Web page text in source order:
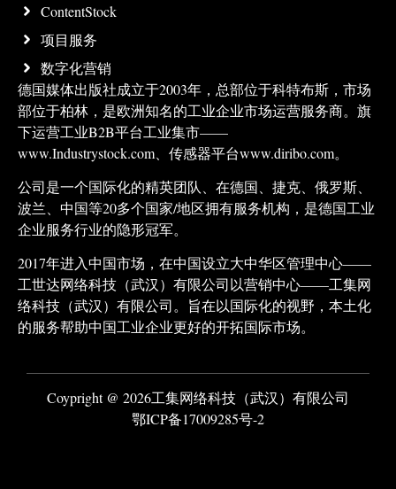
ContentStock
项目服务
数字化营销
德国媒体出版社成立于2003年，总部位于科特布斯，市场
部位于柏林，是欧洲知名的工业企业市场运营服务商。旗
下运营工业B2B平台工业集市——
www.Industrystock.com、传感器平台www.diribo.com。
公司是一个国际化的精英团队、在德国、捷克、俄罗斯、
波兰、中国等20多个国家/地区拥有服务机构，是德国工业
企业服务行业的隐形冠军。
2017年进入中国市场，在中国设立大中华区管理中心——
工世达网络科技（武汉）有限公司以营销中心——工集网
络科技（武汉）有限公司。旨在以国际化的视野，本土化
的服务帮助中国工业企业更好的开拓国际市场。
Coypright @ 2026工集网络科技（武汉）有限公司
鄂ICP备17009285号-2